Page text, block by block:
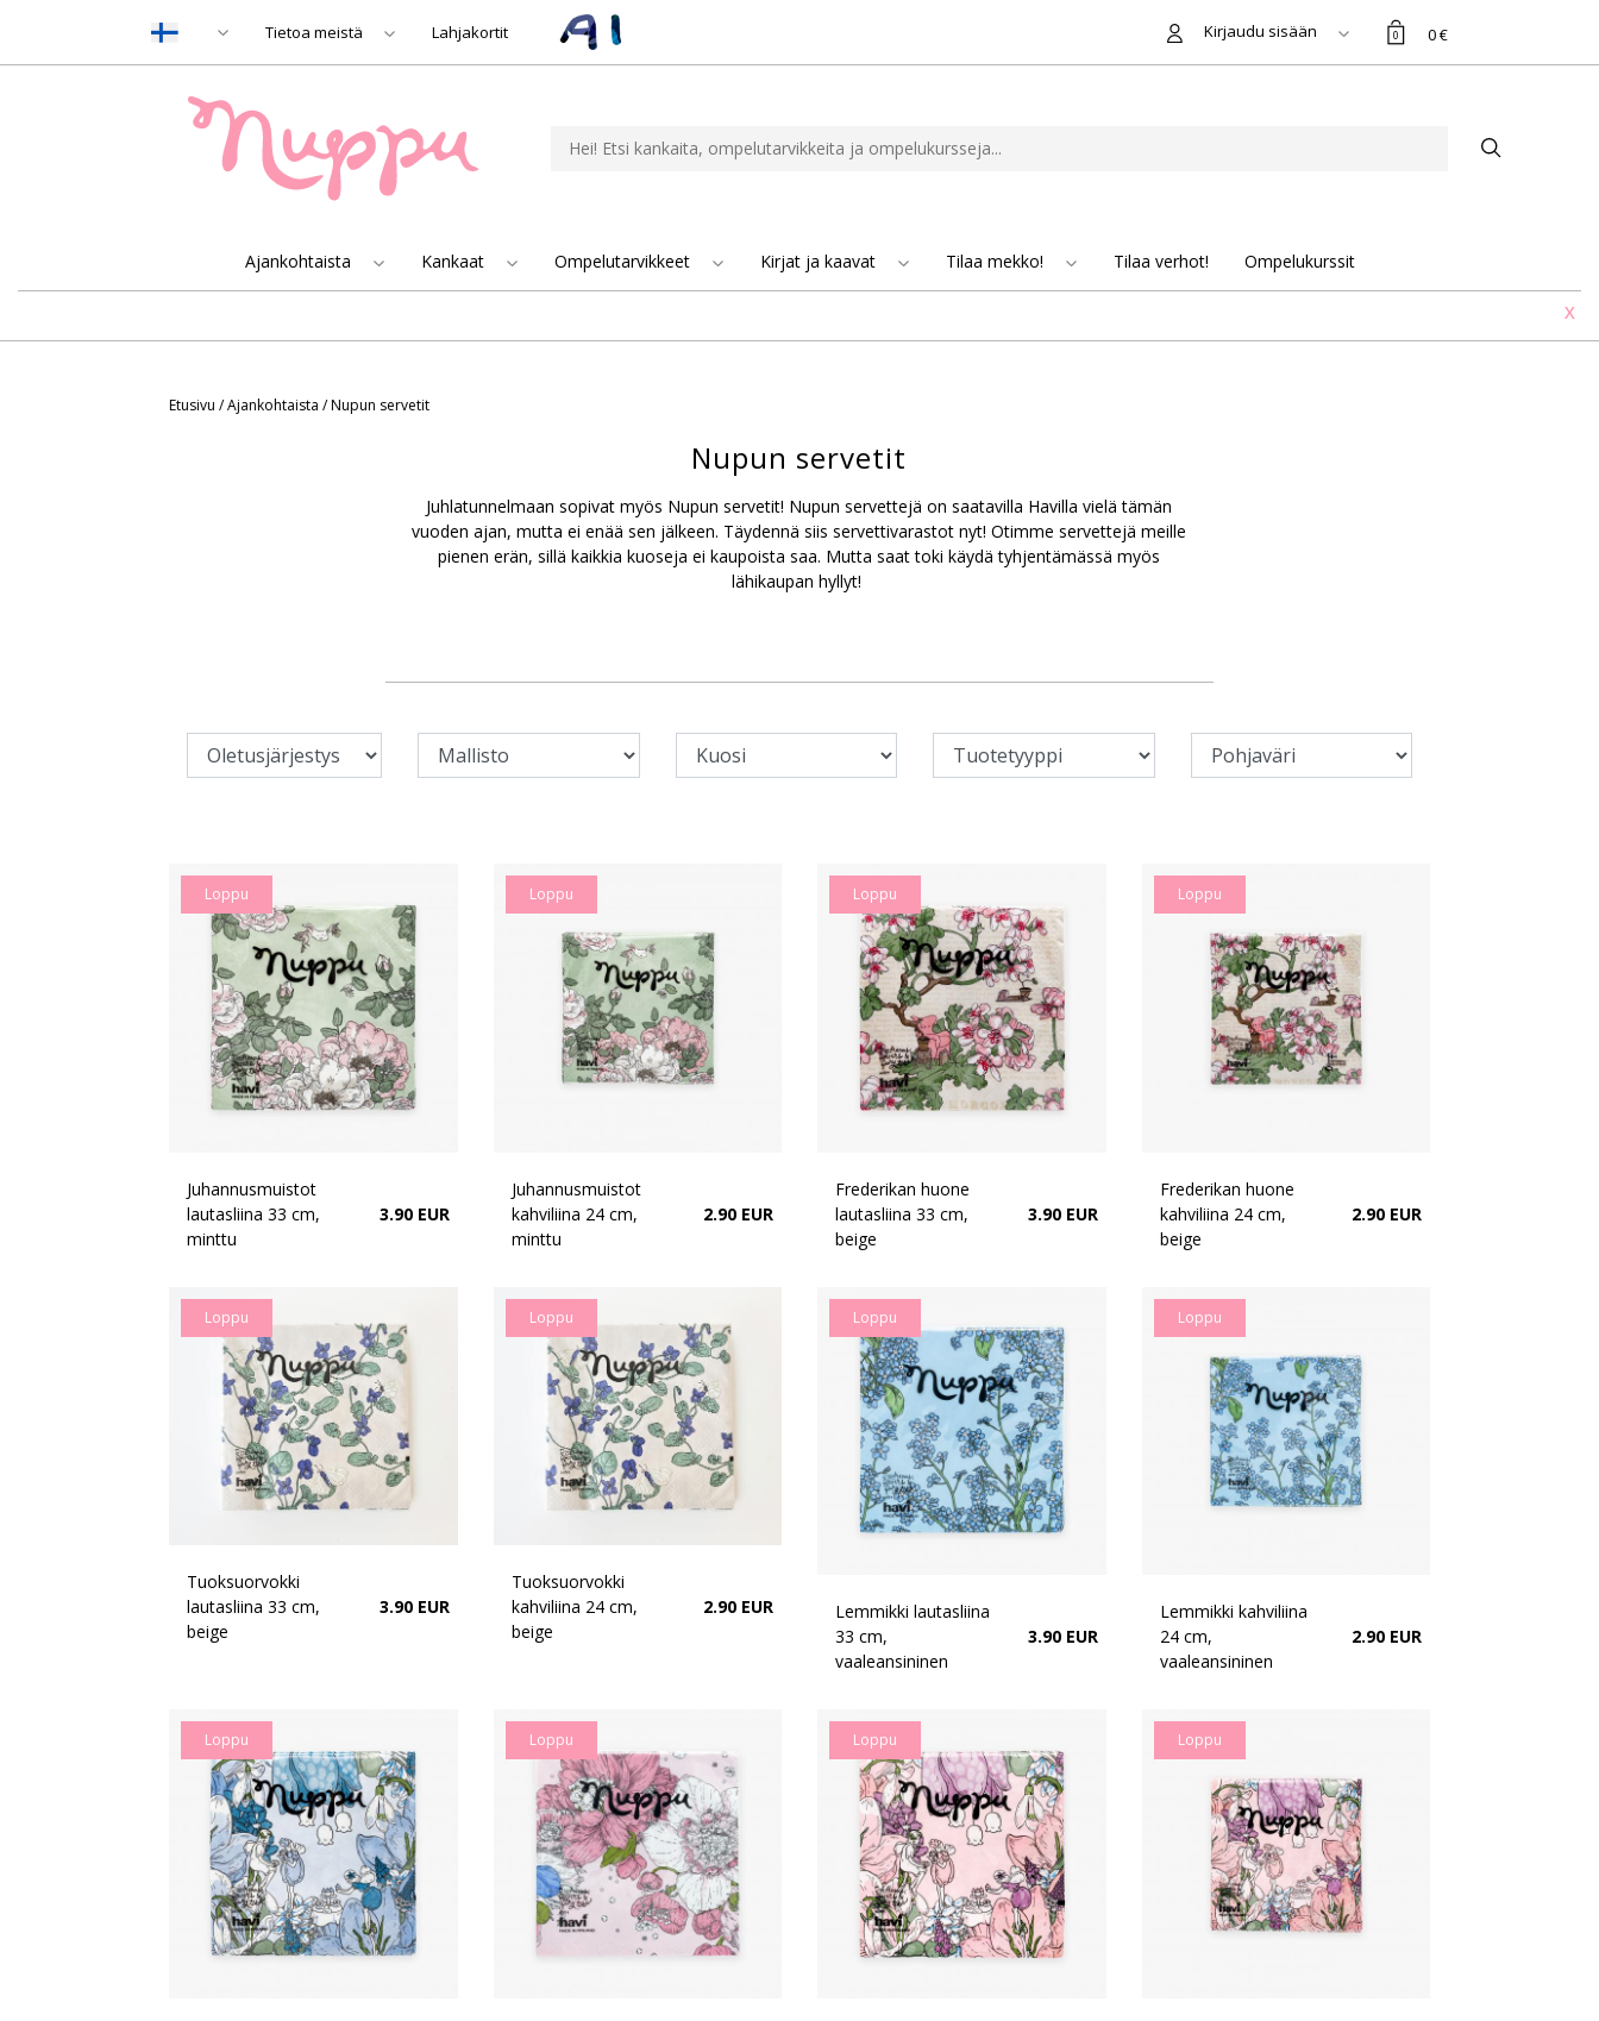
Tietoa meistä Lahjakortit Kirjaudu sisään 0 0 €
Ajankohtaista Kankaat Ompelutarvikkeet Kirjat ja kaavat Tilaa mekko! Tilaa verhot! Ompelukurssit
X
Etusivu /Ajankohtaista /Nupun servetit
Nupun servetit
Juhlatunnelmaan sopivat myös Nupun servetit! Nupun servettejä on saatavilla Havilla vielä tämän
vuoden ajan, mutta ei enää sen jälkeen. Täydennä siis servettivarastot nyt! Otimme servettejä meille
pienen erän, sillä kaikkia kuoseja ei kaupoista saa. Mutta saat toki käydä tyhjentämässä myös
lähikaupan hyllyt!
Loppu
Juhannusmuistot
lautasliina 33 cm,
minttu
3.90 EUR
Loppu
Juhannusmuistot
kahviliina 24 cm,
minttu
2.90 EUR
Loppu
Frederikan huone
lautasliina 33 cm,
beige
3.90 EUR
Loppu
Frederikan huone
kahviliina 24 cm,
beige
2.90 EUR
Loppu
Tuoksuorvokki
lautasliina 33 cm,
beige
3.90 EUR
Loppu
Tuoksuorvokki
kahviliina 24 cm,
beige
2.90 EUR
Loppu
Lemmikki lautasliina
33 cm,
vaaleansininen
3.90 EUR
Loppu
Lemmikki kahviliina
24 cm,
vaaleansininen
2.90 EUR
Loppu Loppu Loppu Loppu